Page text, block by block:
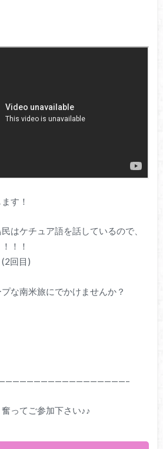
す！
はケチュア語を話しているので、
！！
回目)
な南米旅にでかけませんか？
ってご参加下さい♪♪